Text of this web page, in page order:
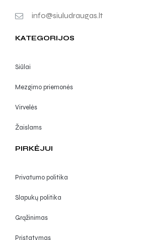
info@siuludraugas.lt
KATEGORIJOS
Siūlai
Mezgimo priemonės
Virvelės
Žaislams
PIRKĖJUI
Privatumo politika
Slapukų politika
Grąžinimas
Pristatymas